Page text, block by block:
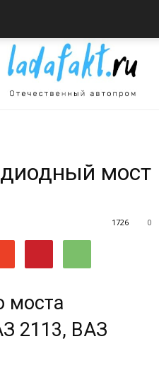
автомобилях
Лада
мост
0
1726
моста
2113, ВАЗ